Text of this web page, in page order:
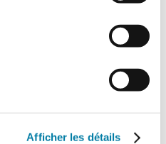
Afficher les détails